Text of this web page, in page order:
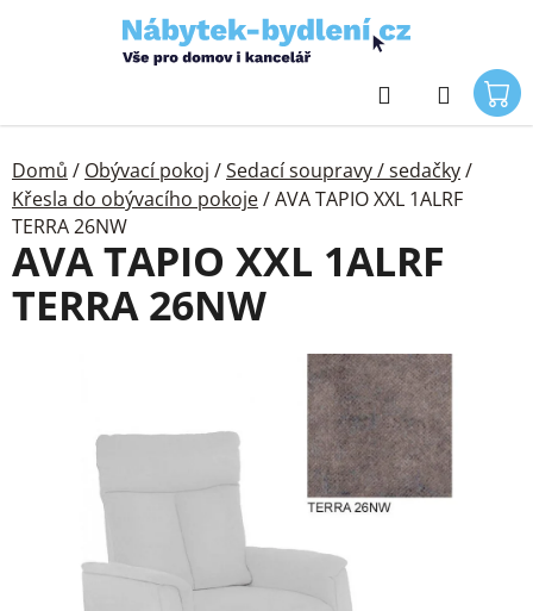
Hledat
Domů / Obývací pokoj /Sedací soupravy / sedačky/
Křesla do obývacího pokoje/AVA TAPIO XXL 1ALRF
TERRA 26NW
AVA TAPIO XXL 1ALRF
TERRA 26NW